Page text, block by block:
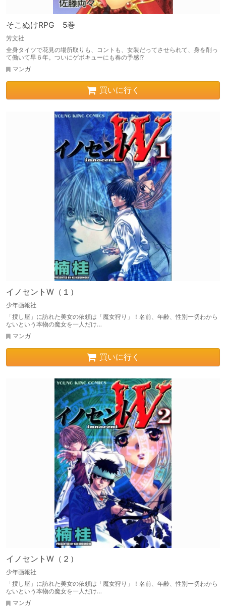
そこぬけRPG 5巻
芳文社
全身タイツで花見の場所取りも、コントも、女装だってさせられて、身を削っ
て働いて早６年。ついにゲボキューにも春の予感!?
マンガ
買いに行く
イノセントW（１）
少年画報社
「捜し屋」に訪れた美女の依頼は「魔女狩り」！名前、年齢、性別一切わから
ないという本物の魔女を一人だけ…
マンガ
買いに行く
イノセントW（２）
少年画報社
「捜し屋」に訪れた美女の依頼は「魔女狩り」！名前、年齢、性別一切わから
ないという本物の魔女を一人だけ…
マンガ